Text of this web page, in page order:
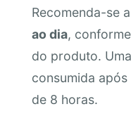
Recomenda-se a
ao dia,
do produto.
consumida
de 8 horas.